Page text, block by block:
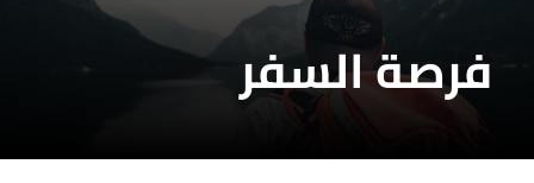
فرصة السفر